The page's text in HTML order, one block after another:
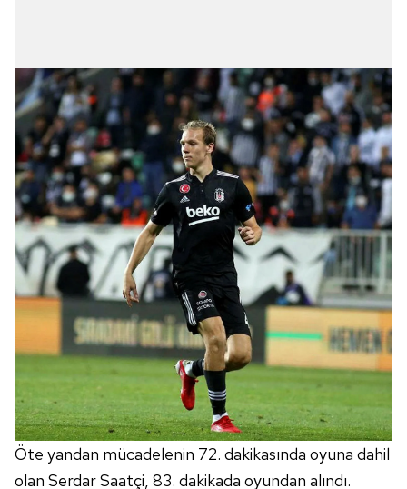
Öte yandan mücadelenin 72. dakikasında oyuna dahil
olan Serdar Saatçi, 83. dakikada oyundan alındı.